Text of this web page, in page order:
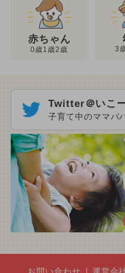
赤ちゃん
0歳1歳2歳 3
Twitter＠いこ
子育て中のママパ